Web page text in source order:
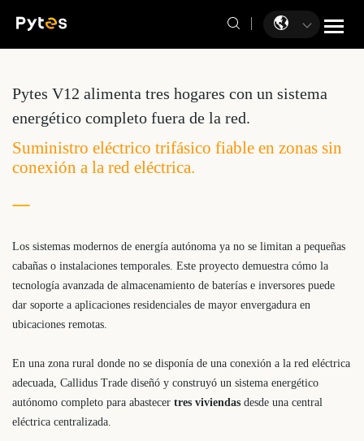
Pytes V12 alimenta tres hogares con un sistema
energético completo fuera de la red.
Suministro eléctrico trifásico fiable en zonas sin
conexión a la red eléctrica.
Los sistemas modernos de energía autónoma ya no se limitan a pequeñas
cabañas o instalaciones temporales. Este proyecto demuestra cómo la
tecnología avanzada de almacenamiento de baterías e inversores puede
dar soporte a aplicaciones residenciales de mayor envergadura en
ubicaciones remotas.
En una zona rural donde no se disponía de una conexión a la red eléctrica
adecuada, Callidus Trade diseñó y construyó un sistema energético
autónomo completo para abastecer tres viviendas desde una central
eléctrica centralizada.